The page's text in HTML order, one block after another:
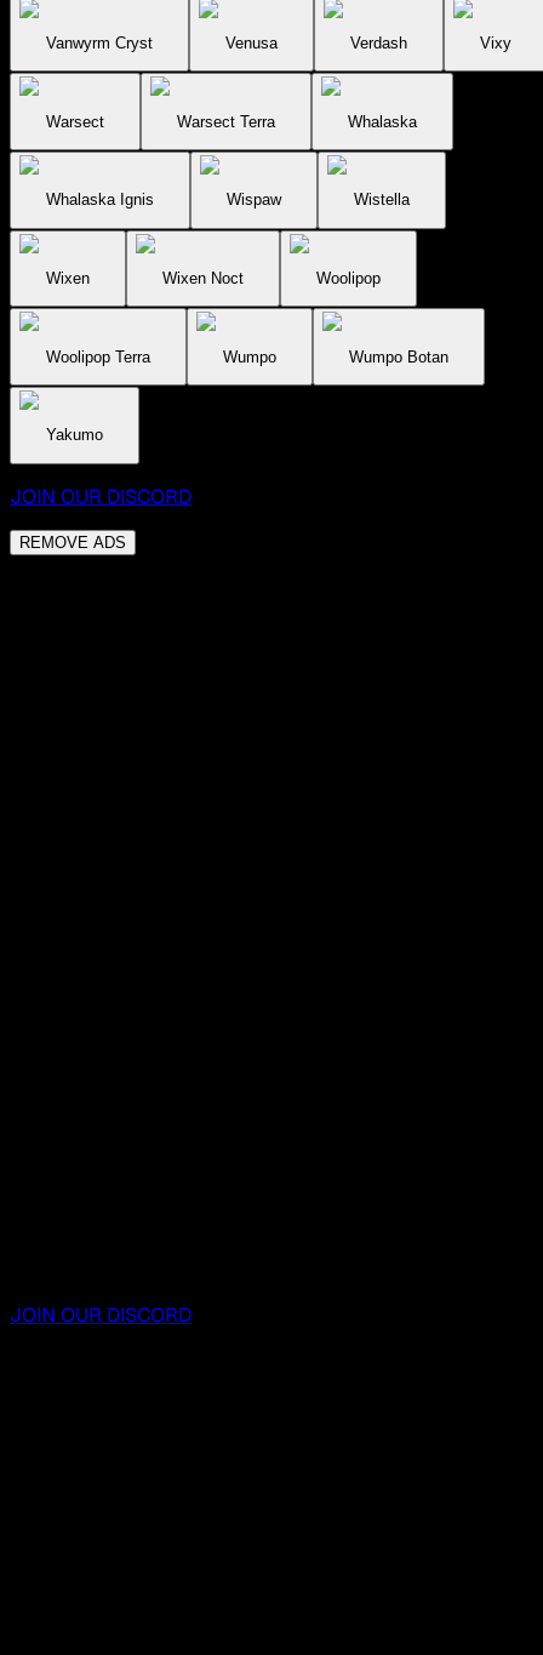
Vanwyrm Cryst Venusa Verdash Vixy
Warsect Warsect Terra Whalaska
Whalaska Ignis Wispaw Wistella
Wixen Wixen Noct Woolipop
Woolipop Terra Wumpo Wumpo Botan
Yakumo
JOIN OUR DISCORD
REMOVE ADS
JOIN OUR DISCORD